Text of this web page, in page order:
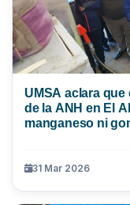
UMSA aclara
de la ANH en El
manganeso ni
31 Mar 2026